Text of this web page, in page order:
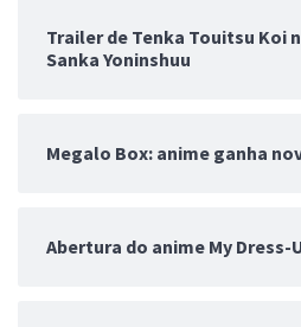
Trailer de Tenka Touitsu Koi
Sanka Yoninshuu
Megalo Box: anime ganha
Abertura do anime My Dress-